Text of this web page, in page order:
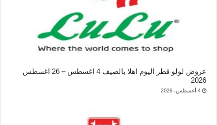
عروض لولو قطر اليوم اهلا بالصيف 4 اغسطس – 26 اغسطس
2026
4 أغسطس، 2026